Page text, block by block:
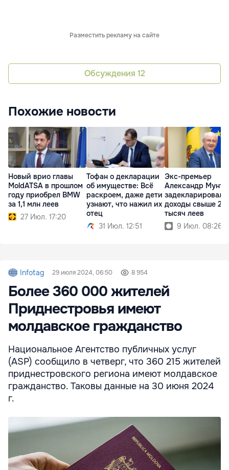
Разместить рекламу на сайте
Обсуждения 12
Похожие новости
Новый врио главы
MoldATSA в прошлом
году приобрел BMW
за 1,1 млн леев
27 Июл. 17:20
Тофан о декларации
об имуществе: Всё
раскроем, даже дети
узнают, что нажил их
отец
31 Июл. 12:51
Экс-премьер
Александр
задекларировал
доходы свыше 216
тысяч леев
9 Июл. 08:26
Infotag 29 июля 2024, 06:50 8 954
Более 360 000 жителей
Приднестровья имеют
молдавское гражданство
Национальное Агентство публичных услуг
(ASP) сообщило в четверг, что 360 215 жителей
приднестровского региона имеют молдавское
гражданство. Таковы данные на 30 июня 2024
г.